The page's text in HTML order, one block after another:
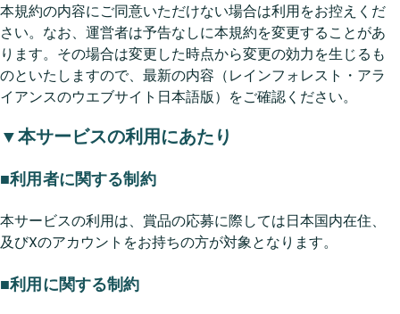
本規約の内容にご同意いただけない場合は利用をお控えくだ
さい。なお、運営者は予告なしに本規約を変更することがあ
ります。その場合は変更した時点から変更の効力を生じるも
のといたしますので、最新の内容（レインフォレスト・アラ
イアンスのウエブサイト日本語版）をご確認ください。
▼本サービスの利用にあたり
■利用者に関する制約
本サービスの利用は、賞品の応募に際しては日本国内在住、
及びXのアカウントをお持ちの方が対象となります。
■利用に関する制約